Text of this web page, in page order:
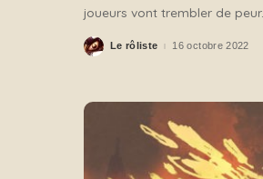
joueurs vont trembler de peur.
Le rôliste 16 octobre 2022